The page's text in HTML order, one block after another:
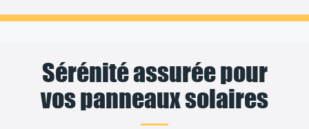
Sérénité assurée pour
vos panneaux solaires